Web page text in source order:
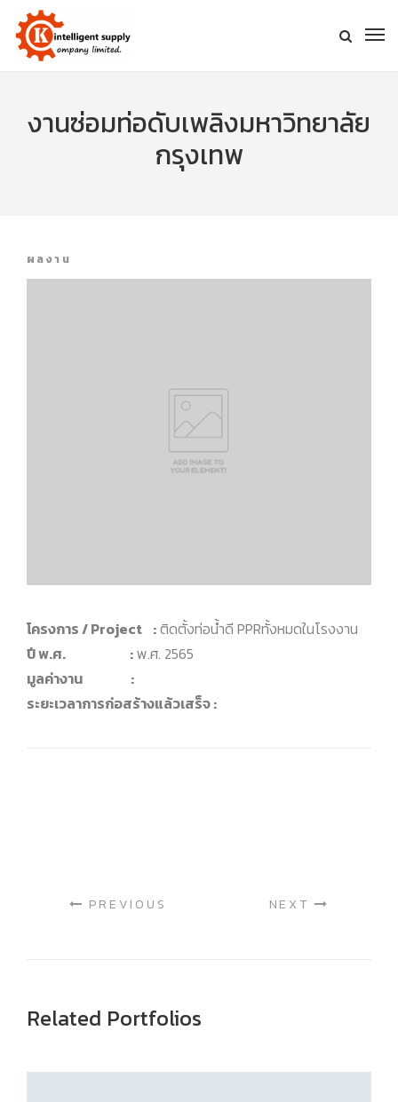
งานซ่อมท่อดับเพลิงมหาวิทยาลัย
กรุงเทพ
ผลงาน
โครงการ / Project :ติดตั้งท่อน้ำดี PPRทั้งหมดในโรงงาน
ปี พ.ศ. :พ.ศ. 2565
มูลค่างาน :
ระยะเวลาการก่อสร้างแล้วเสร็จ :
PREVIOUS NEXT
Related Portfolios